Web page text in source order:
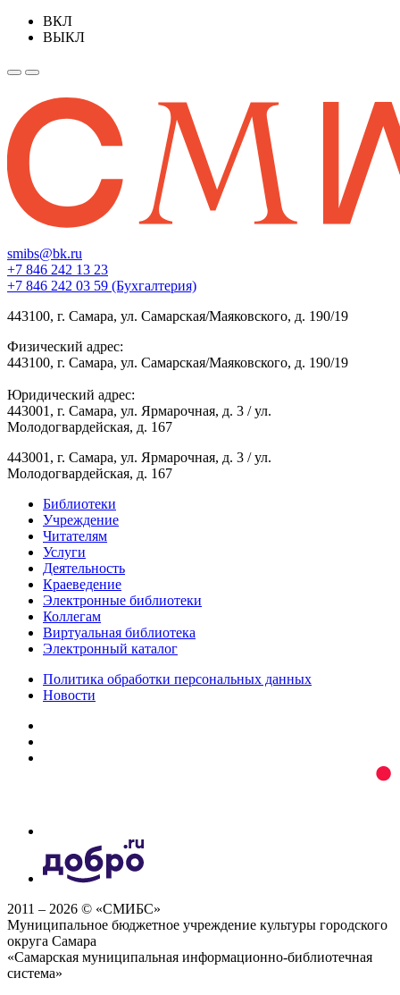
ВКЛ
ВЫКЛ
smibs@bk.ru
+7 846 242 13 23
+7 846 242 03 59 (Бухгалтерия)
443100, г. Самара, ул. Самарская/Маяковского, д. 190/19
Физический адрес:
443100, г. Самара, ул. Самарская/Маяковского, д. 190/19
Юридический адрес:
443001, г. Самара, ул. Ярмарочная, д. 3 / ул.
Молодогвардейская, д. 167
443001, г. Самара, ул. Ярмарочная, д. 3 / ул.
Молодогвардейская, д. 167
Библиотеки
Учреждение
Читателям
Услуги
Деятельность
Краеведение
Электронные библиотеки
Коллегам
Виртуальная библиотека
Электронный каталог
Политика обработки персональных данных
Новости
2011 – 2026 © «СМИБС»
Муниципальное бюджетное учреждение культуры городского
округа Самара
«Самарская муниципальная информационно-библиотечная
система»